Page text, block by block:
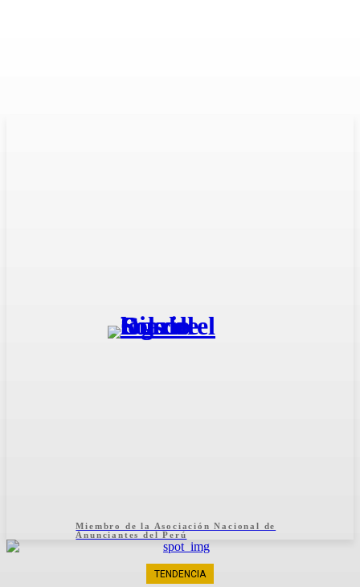
Miembro de la Asociación Nacional de
Anunciantes del Perú
TENDENCIA